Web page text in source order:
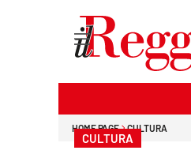
HOME PAGE CULTURA
CULTURA